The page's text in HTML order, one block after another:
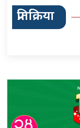
प्रतिक्रिया